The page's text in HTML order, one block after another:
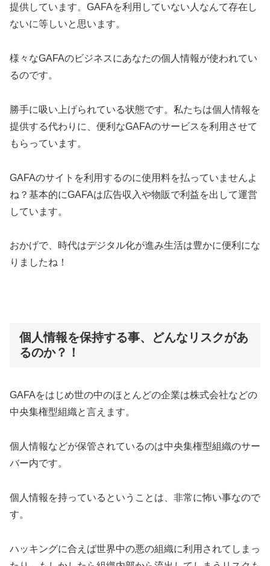
提供しています。GAFAを利用していない人なんて存在し
ないに等しいと思います。
様々なGAFAのビジネスにあなたの個人情報が使われてい
るのです。
勝手に吸い上げられている状態です。私たちは個人情報を
提供する代わりに、便利なGAFAのサービスを利用させて
もらっています。
GAFAのサイトを利用するのに使用料を払っていませんよ
ね？基本的にGAFAは広告収入や物販で利益を出して運営
しています。
おかげで、時代はデジタル化が進み生活は豊かに便利にな
りましたね！
個人情報を保持する事、どんなリスクがあ
るのか？！
GAFAをはじめ世の中のほとんどの企業は株式会社などの
中央集権型組織と言えます。
個人情報などが保管されているのは中央集権型組織のサー
バー内です。
個人情報を持っているということは、非常に怖い事なので
す。
ハッキングに合えば世界中の悪の組織に利用されてしまっ